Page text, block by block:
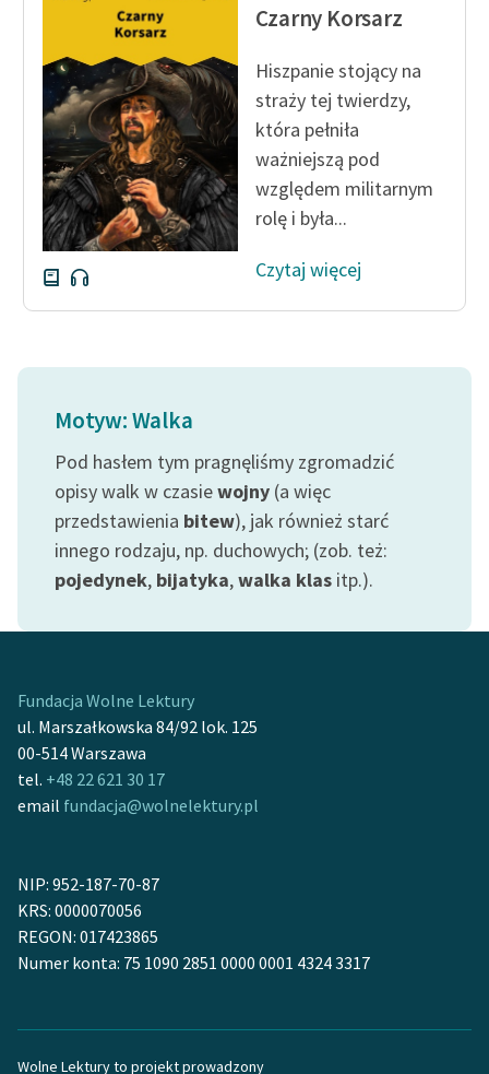
Czarny Korsarz
Hiszpanie stojący na
straży tej twierdzy,
która pełniła
ważniejszą pod
względem militarnym
rolę i była...
Czytaj więcej
Motyw: Walka
Pod hasłem tym pragnęliśmy zgromadzić
opisy walk w czasiewojny (a więc
przedstawienia bitew), jak również starć
innego rodzaju, np. duchowych; (zob. też:
pojedynek, bijatyka,walka klas itp.).
Fundacja Wolne Lektury
ul. Marszałkowska 84/92 lok. 125
00-514 Warszawa
tel. +48 22 621 30 17
email fundacja@wolnelektury.pl
NIP: 952-187-70-87
KRS: 0000070056
REGON: 017423865
Numer konta: 75 1090 2851 0000 0001 4324 3317
Wolne Lektury to projekt prowadzony